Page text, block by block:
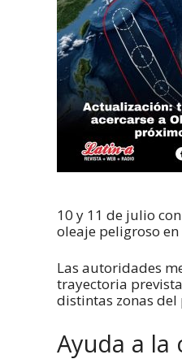
10 y 11 de julio
oleaje peligroso
Las autoridades
trayectoria
distintas zonas del
Ayuda a la